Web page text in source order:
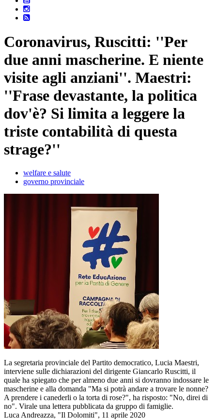
Coronavirus, Ruscitti: ''Per
due anni mascherine. E niente
visite agli anziani''. Maestri:
''Frase devastante, la politica
dov'è? Si limita a leggere la
triste contabilità di questa
strage?''
welfare e salute
governo provinciale
La segretaria provinciale del Partito democratico, Lucia Maestri,
interviene sulle dichiarazioni del dirigente Giancarlo Ruscitti, il
quale ha spiegato che per almeno due anni si dovranno indossare le
mascherine e alla domanda "Ma si potrà andare a trovare le nonne?
A prendere i canederli o la torta di rose?", ha risposto: "No, direi di
no". Virale una lettera pubblicata da gruppo di famiglie.
Luca Andreazza, "Il Dolomiti", 11 aprile 2020